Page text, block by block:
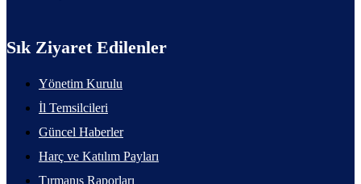
Sık Ziyaret Edilenler
Yönetim Kurulu
İl Temsilcileri
Güncel Haberler
Harç ve Katılım Payları
Tırmanış Raporları